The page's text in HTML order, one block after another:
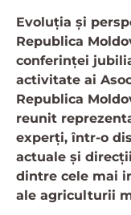
Evoluția și
Republica
conferinței
activitate ai
Republica
reunit
experți, într-o
actuale și
dintre cele mai
ale agriculturii